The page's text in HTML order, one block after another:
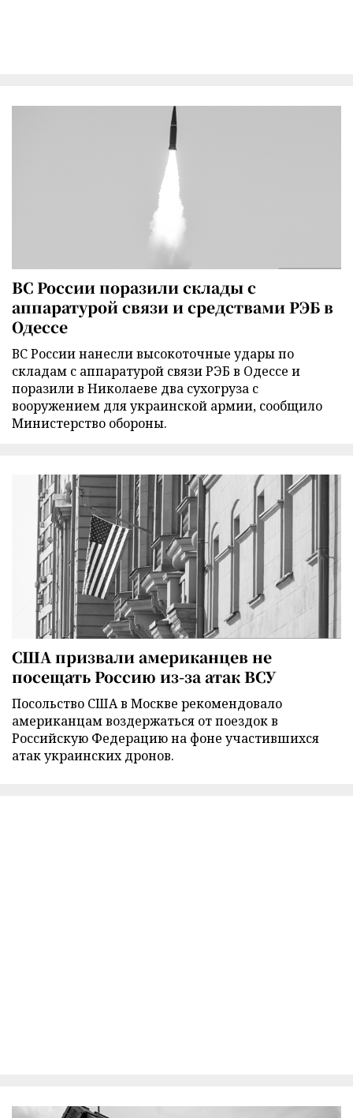
ВС России поразили склады с
аппаратурой связи и средствами РЭБ в
Одессе
ВС России нанесли высокоточные удары по
складам с аппаратурой связи РЭБ в Одессе и
поразили в Николаеве два сухогруза с
вооружением для украинской армии, сообщило
Министерство обороны.
США призвали американцев не
посещать Россию из-за атак ВСУ
Посольство США в Москве рекомендовало
американцам воздержаться от поездок в
Российскую Федерацию на фоне участившихся
атак украинских дронов.